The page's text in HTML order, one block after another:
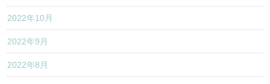
2022年10月
2022年9月
2022年8月